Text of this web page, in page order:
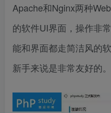
Apache和Nginx两种
的软件UI界面，操作非
能和界面都走简洁风的
新手来说是非常友好的。